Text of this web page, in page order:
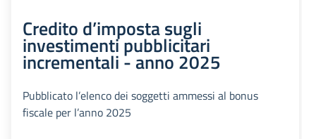
Credito d’imposta sugli
investimenti pubblicitari
incrementali - anno 2025
Pubblicato l’elenco dei soggetti ammessi al bonus
fiscale per l’anno 2025